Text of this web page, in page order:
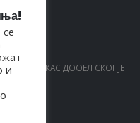
од МАРКАС ДООЕЛ СКОПЈЕ
и